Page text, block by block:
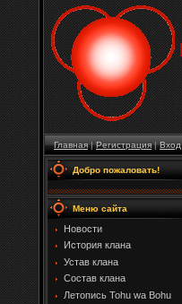
Главная|Регистрация|Вход
Добро пожаловать!
Меню сайта
Новости
История клана
Устав клана
Состав клана
Летопись Tohu wa Bohu